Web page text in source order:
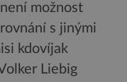
možnost
s jinými
kdovíjak
Liebig